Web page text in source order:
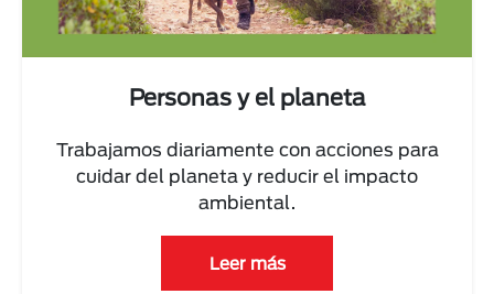
Personas y el planeta
Trabajamos diariamente con acciones para
cuidar del planeta y reducir el impacto
ambiental.
Leer más